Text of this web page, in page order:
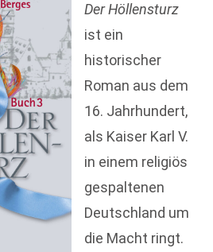
Der Höllensturz
ist ein
historischer
Roman aus dem
16. Jahrhundert,
als Kaiser Karl V.
in einem religiös
gespaltenen
Deutschland um
die Macht ringt.